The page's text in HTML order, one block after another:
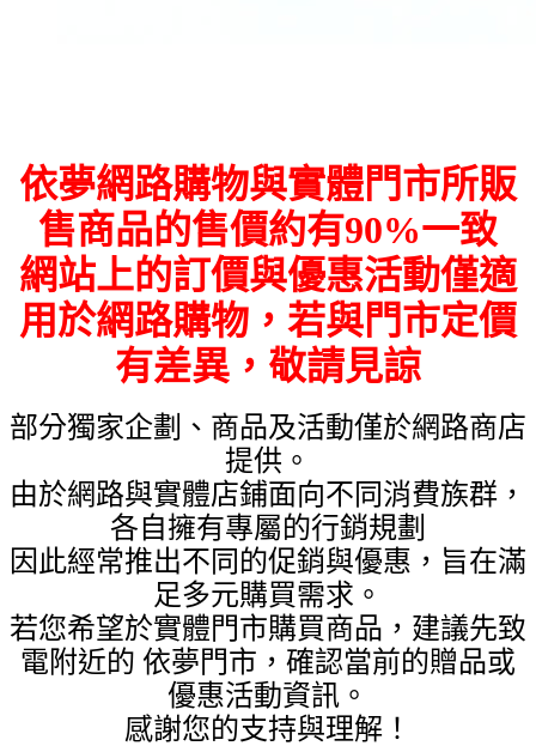
依夢網路購物與實體門市所販
售商品的售價約有90%一致
網站上的訂價與優惠活動僅適
用於網路購物，若與門市定價
有差異，敬請見諒
部分獨家企劃、商品及活動僅於網路商店
提供。
由於網路與實體店鋪面向不同消費族群，
各自擁有專屬的行銷規劃
因此經常推出不同的促銷與優惠，旨在滿
足多元購買需求。
若您希望於實體門市購買商品，建議先致
電附近的 依夢門市，確認當前的贈品或
優惠活動資訊。
感謝您的支持與理解！